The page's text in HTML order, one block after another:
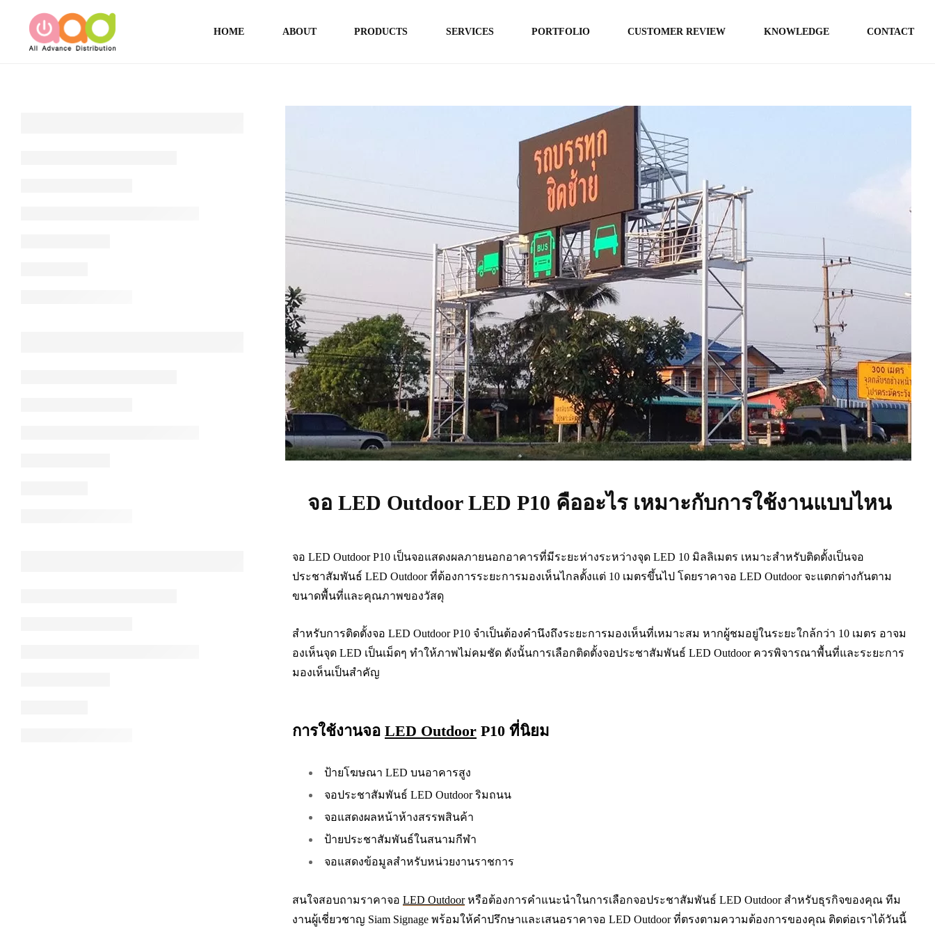
HOME ABOUT PRODUCTS SERVICES PORTFOLIO CUSTOMER REVIEW KNOWLEDGE CONTACT
จอ LED Outdoor LED P10 คืออะไร เหมาะกับการใช้งานแบบไหน
จอ LED Outdoor P10 เป็นจอแสดงผลภายนอกอาคารที่มีระยะห่างระหว่างจุด LED 10 มิลลิเมตร เหมาะสำหรับติดตั้งเป็นจอ
ประชาสัมพันธ์ LED Outdoor ที่ต้องการระยะการมองเห็นไกลตั้งแต่ 10 เมตรขึ้นไป โดยราคาจอ LED Outdoor จะแตกต่างกันตาม
ขนาดพื้นที่และคุณภาพของวัสดุ
สำหรับการติดตั้งจอ LED Outdoor P10 จำเป็นต้องคำนึงถึงระยะการมองเห็นที่เหมาะสม หากผู้ชมอยู่ในระยะใกล้กว่า 10 เมตร อาจม
องเห็นจุด LED เป็นเม็ดๆ ทำให้ภาพไม่คมชัด ดังนั้นการเลือกติดตั้งจอประชาสัมพันธ์ LED Outdoor ควรพิจารณาพื้นที่และระยะการ
มองเห็นเป็นสำคัญ
การใช้งานจอ LED Outdoor P10 ที่นิยม
ป้ายโฆษณา LED บนอาคารสูง
จอประชาสัมพันธ์ LED Outdoor ริมถนน
จอแสดงผลหน้าห้างสรรพสินค้า
ป้ายประชาสัมพันธ์ในสนามกีฬา
จอแสดงข้อมูลสำหรับหน่วยงานราชการ
สนใจสอบถามราคาจอ LED Outdoorหรือต้องการคำแนะนำในการเลือกจอประชาสัมพันธ์ LED Outdoor สำหรับธุรกิจของคุณ ทีม
งานผู้เชี่ยวชาญ Siam Signage พร้อมให้คำปรึกษาและเสนอราคาจอ LED Outdoor ที่ตรงตามความต้องการของคุณ ติดต่อเราได้วันนี้